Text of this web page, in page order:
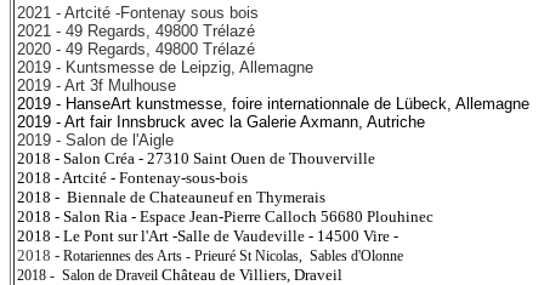
2021 - Artcité -Fontenay sous bois
2021 - 49 Regards, 49800 Trélazé
2020 - 49 Regards, 49800 Trélazé
2019 - Kuntsmesse de Leipzig, Allemagne
2019 - Art 3f Mulhouse
2019 - HanseArt kunstmesse, foire internationnale de Lübeck, Allemagne
2019 - Art fair Innsbruck avec la Galerie Axmann, Autriche
2019 - Salon de l'Aigle
2018 - Salon Créa - 27310 Saint Ouen de Thouverville
2018 - Artcité - Fontenay-sous-bois
2018 - Biennale de Chateauneuf en Thymerais
2018 - Salon Ria - Espace Jean-Pierre Calloch 56680 Plouhinec
2018 - Le Pont sur l'Art -Salle de Vaudeville - 14500 Vire -
2018 - Rotariennes des Arts - Prieuré St Nicolas, Sables d'Olonne
2018 - Salon de Draveil Château de Villiers, Draveil